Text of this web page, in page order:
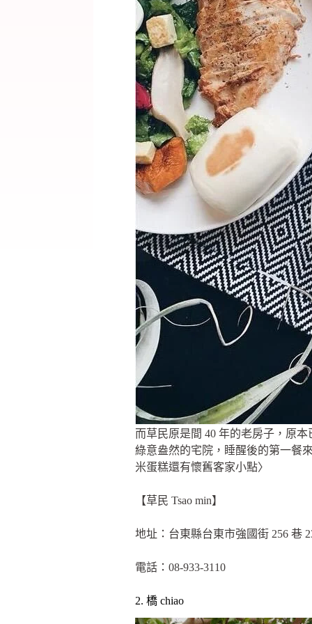
而草民原是間 40 年的老房子，原
綠意盎然的宅院，睡醒後的第一餐
米蛋糕還有懷舊客家小點〉
【草民 Tsao min】
地址：台東縣台東市強國街 256 巷
電話：08-933-3110
2. 橋 chiao